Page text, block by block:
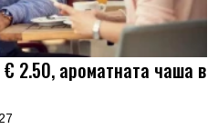
2.50, ароматната чаша в